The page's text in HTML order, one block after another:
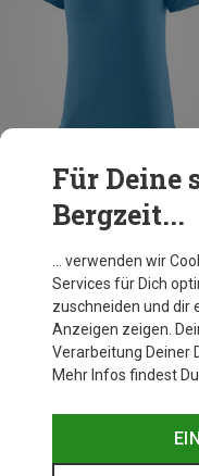
Du sparst 29%
Für Deine
Bergzeit...
… verwenden wir
Services für Dich
zuschneiden und dir
Anzeigen zeigen.
Verarbeitung Deiner
Mehr Infos findest